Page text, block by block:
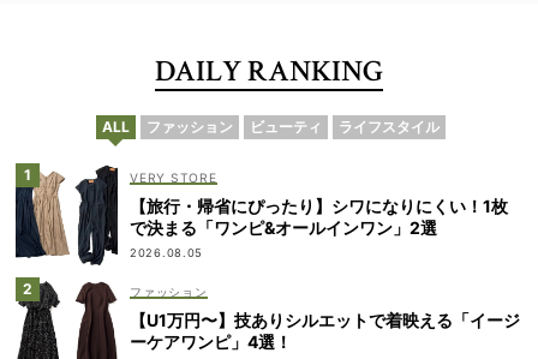
DAILY RANKING
ALL ファッション ビューティ ライフスタイル
VERY STORE
【旅行・帰省にぴったり】シワになりにくい！1枚
で決まる「ワンピ&オールインワン」2選
2026.08.05
ファッション
【U1万円〜】技ありシルエットで着映える「イージ
ーケアワンピ」4選！